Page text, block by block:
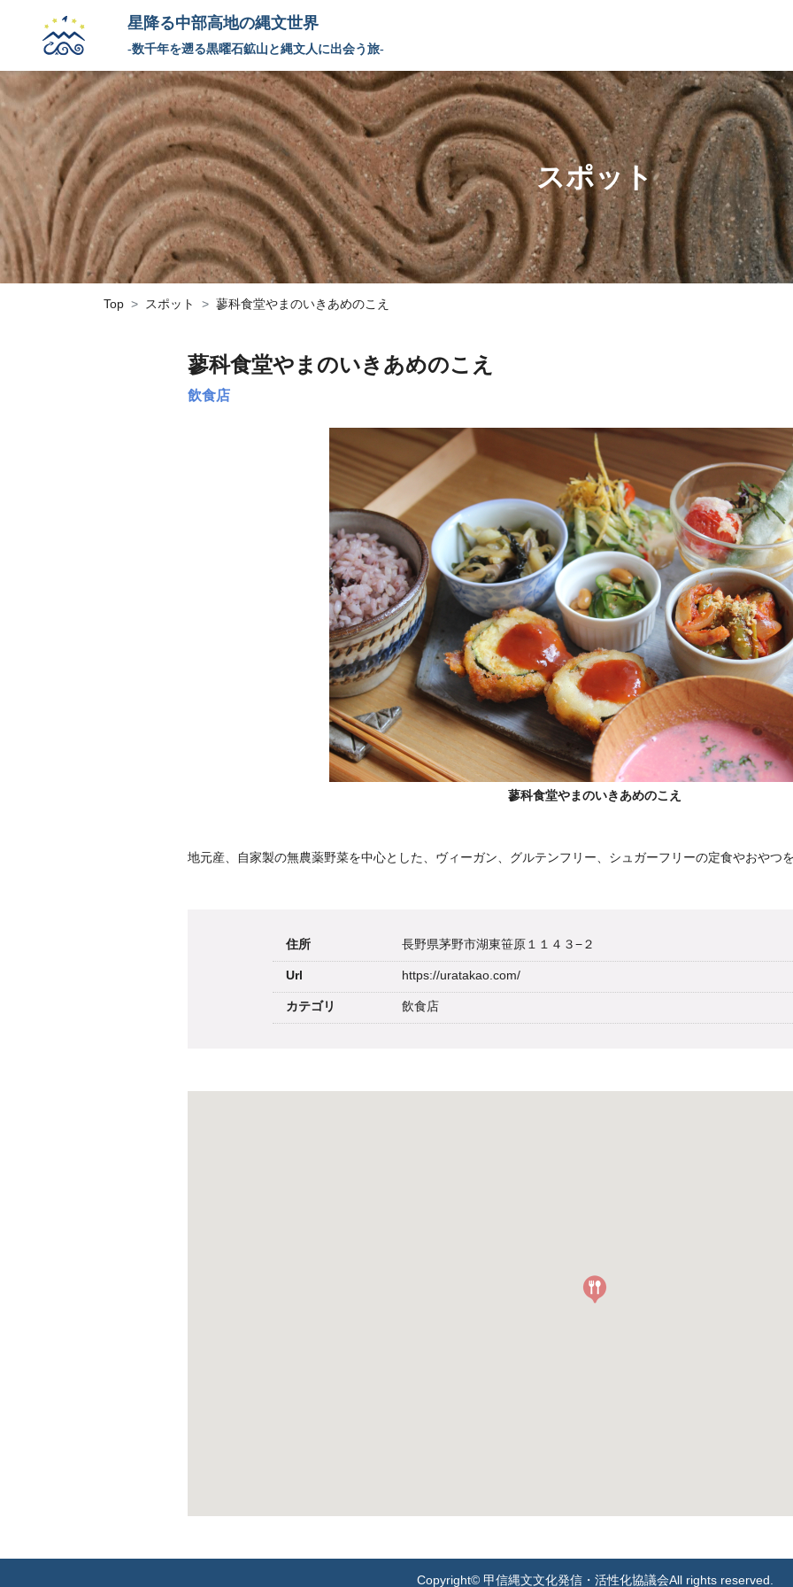
星降る中部高地の縄文世界
-数千年を遡る黒曜石鉱山と縄文人に出会う旅-
スポット
Top スポット 蓼科食堂やまのいきあめのこえ
蓼科食堂やまのいきあめのこえ
飲食店
蓼科食堂やまのいきあめのこえ
地元産、自家製の無農薬野菜を中心とした、ヴィーガン、グルテンフリー、シュガーフリーの定食やおやつ
住所 長野県茅野市湖東笹原１１４３−２
Url https://uratakao.com/
カテゴリ 飲食店
Copyright© 甲信縄文文化発信・活性化協議会All rights reserved.